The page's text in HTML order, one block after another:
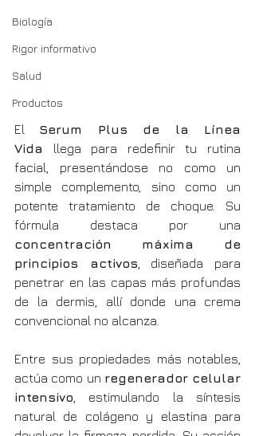
Biología
Rigor informativo
Salud
Productos
El Serum Plus de la Línea
Vida
llega para redefinir tu rutina
facial, presentándose no como un
simple complemento, sino como un
potente tratamiento de choque. Su
concentración máxima de
principios activos , diseñada para
penetrar en las capas más profundas
de la dermis, allí donde una crema
convencional no alcanza.
Entre sus propiedades más notables,
actúa como un regenerador celular
intensivo , estimulando la síntesis
natural de colágeno y elastina para